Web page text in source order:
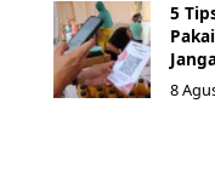
5
8